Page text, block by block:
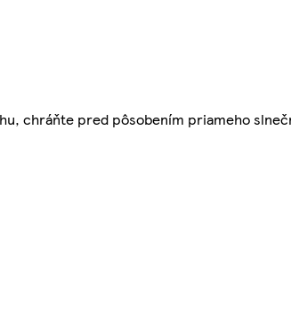
chráňte pred pôsobením priameho